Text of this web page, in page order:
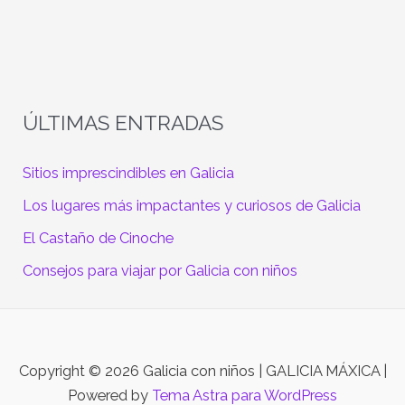
ÚLTIMAS ENTRADAS
Sitios imprescindibles en Galicia
Los lugares más impactantes y curiosos de Galicia
El Castaño de Cinoche
Consejos para viajar por Galicia con niños
Copyright © 2026 Galicia con niños | GALICIA MÁXICA |
Powered by Tema Astra para WordPress